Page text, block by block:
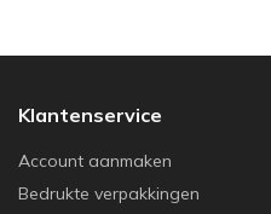
Klantenservice
Account aanmaken
Bedrukte verpakkingen